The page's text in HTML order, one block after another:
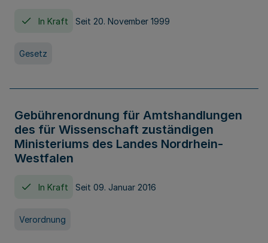
In Kraft Seit 20. November 1999
Gesetz
Gebührenordnung für Amtshandlungen
des für Wissenschaft zuständigen
Ministeriums des Landes Nordrhein-
Westfalen
In Kraft Seit 09. Januar 2016
Verordnung